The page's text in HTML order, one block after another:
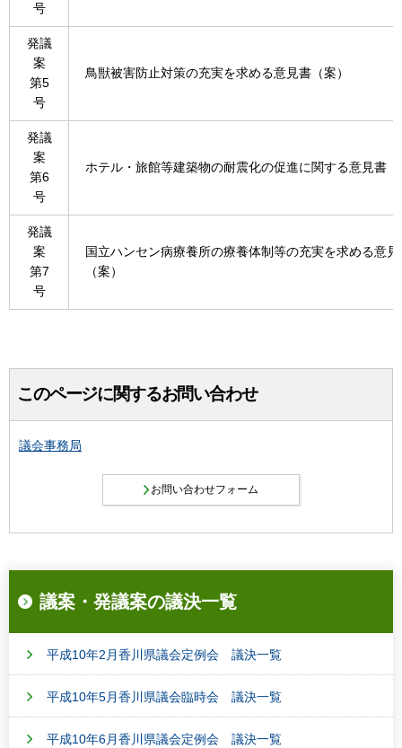
号
発議
案
第5
号
鳥獣被害防止対策の充実を求める意見書（案）
発議
案
第6
号
ホテル・旅館等建築物の耐震化の促進に関する意見書（
発議
案
第7
号
国立ハンセン病療養所の療養体制等の充実を求める意見
（案）
このページに関するお問い合わせ
議会事務局
議案・発議案の議決一覧
平成10年2月香川県議会定例会 議決一覧
平成10年5月香川県議会臨時会 議決一覧
平成10年6月香川県議会定例会 議決一覧